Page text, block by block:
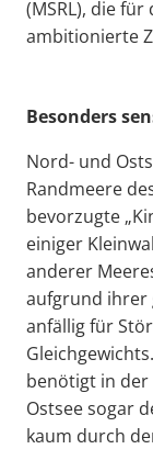
(MSRL), die
ambitionierte
Besonders
Nord- und
Randmeere
bevorzugte
einiger
anderer
aufgrund ihrer
anfällig für
benötigt in der
Ostsee sogar
kaum durch